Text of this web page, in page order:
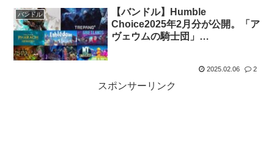
バンドル
【バンドル】Humble
Choice2025年2月分が公開。「ア
ヴェウムの騎士団」
2025.02.06 2
スポンサーリンク